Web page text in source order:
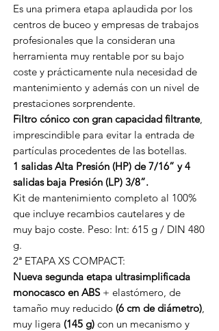
Es una primera etapa aplaudida por los
centros de buceo y empresas de trabajos
profesionales que la consideran una
herramienta muy rentable por su bajo
coste y prácticamente nula necesidad de
mantenimiento y además con un nivel de
prestaciones sorprendente.
Filtro cónico con gran capacidad filtrante,
imprescindible para evitar la entrada de
partículas procedentes de las botellas.
1 salidas Alta Presión (HP) de 7/16” y 4
salidas baja Presión (LP) 3/8”.
Kit de mantenimiento completo al 100%
que incluye recambios cautelares y de
muy bajo coste. Peso: Int: 615 g / DIN 480
g.
2ª ETAPA XS COMPACT:
Nueva segunda etapa ultrasimplificada
monocasco en ABS+ elastómero, de
tamaño muy reducido (6 cm de diámetro)
muy ligera (145 g) con un mecanismo y